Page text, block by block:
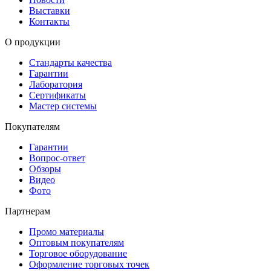
Выставки
Контакты
О продукции
Стандарты качества
Гарантии
Лаборатория
Сертификаты
Мастер системы
Покупателям
Гарантии
Вопрос-ответ
Обзоры
Видео
Фото
Партнерам
Промо материалы
Оптовым покупателям
Торговое оборудование
Оформление торговых точек